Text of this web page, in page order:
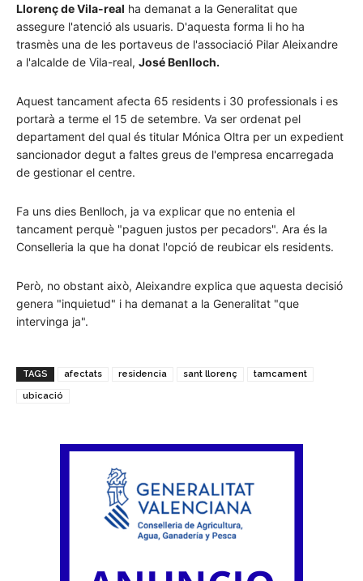
Llorenç de Vila-real ha demanat a la Generalitat que
assegure l'atenció als usuaris. D'aquesta forma li ho ha
trasmès una de les portaveus de l'associació Pilar Aleixandre
a l'alcalde de Vila-real, José Benlloch.
Aquest tancament afecta 65 residents i 30 professionals i es
portarà a terme el 15 de setembre. Va ser ordenat pel
departament del qual és titular Mónica Oltra per un expedient
sancionador degut a faltes greus de l'empresa encarregada
de gestionar el centre.
Fa uns dies Benlloch, ja va explicar que no entenia el
tancament perquè "paguen justos per pecadors". Ara és la
Conselleria la que ha donat l'opció de reubicar els residents.
Però, no obstant això, Aleixandre explica que aquesta decisió
genera "inquietud" i ha demanat a la Generalitat "que
intervinga ja".
TAGS afectats residencia sant llorenç tamcament
ubicació